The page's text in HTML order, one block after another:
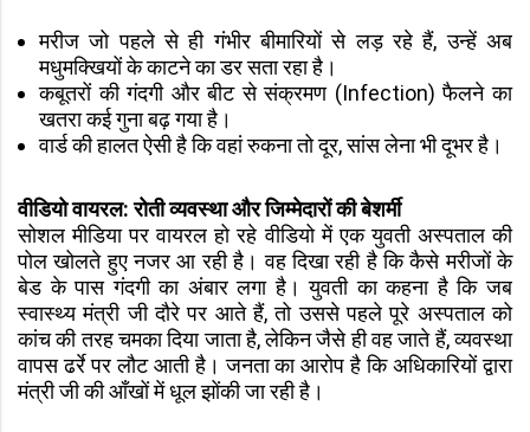
मरीज जो पहले से ही गंभीर बीमारियों से लड़ रहे हैं, उन्हें अब
मधुमक्खियों के काटने का डर सता रहा है।
कबूतरों की गंदगी और बीट से संक्रमण (Infection) फैलने का
खतरा कई गुना बढ़ गया है।
वार्ड की हालत ऐसी है कि वहां रुकना तो दूर, सांस लेना भी दूभर है।
वीडियो वायरल: रोती व्यवस्था और जिम्मेदारों की बेशर्मी
सोशल मीडिया पर वायरल हो रहे वीडियो में एक युवती अस्पताल की
पोल खोलते हुए नजर आ रही है। वह दिखा रही है कि कैसे मरीजों के
बेड के पास गंदगी का अंबार लगा है। युवती का कहना है कि जब
स्वास्थ्य मंत्री जी दौरे पर आते हैं, तो उससे पहले पूरे अस्पताल को
कांच की तरह चमका दिया जाता है, लेकिन जैसे ही वह जाते हैं, व्यवस्था
वापस ढर्रे पर लौट आती है। जनता का आरोप है कि अधिकारियों द्वारा
मंत्री जी की आँखों में धूल झोंकी जा रही है।